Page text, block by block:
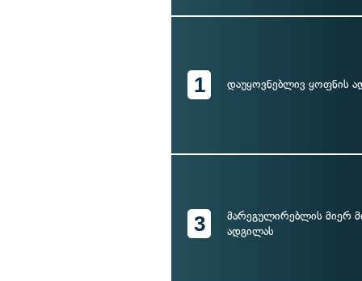
1 დაუყოვნებლივ ყოფნის
3
მარეგულირებლის მიერ
ადგილას